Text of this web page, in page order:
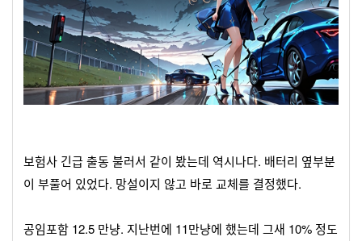
보험사 긴급 출동 불러서 같이 봤는데 역시나다. 배터리 옆부분
이 부풀어 있었다. 망설이지 않고 바로 교체를 결정했다.
공임포함 12.5 만냥. 지난번에 11만냥에 했는데 그새 10% 정도